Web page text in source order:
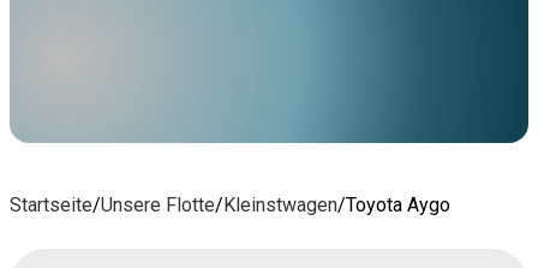
Startseite/Unsere Flotte/Kleinstwagen/Toyota Aygo